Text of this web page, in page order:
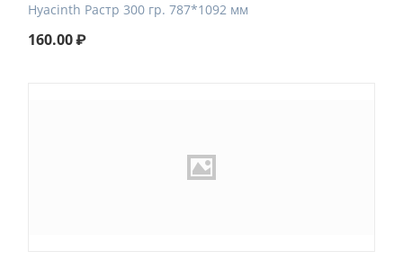
Hyacinth Растр 300 гр. 787*1092 мм
160.00₽